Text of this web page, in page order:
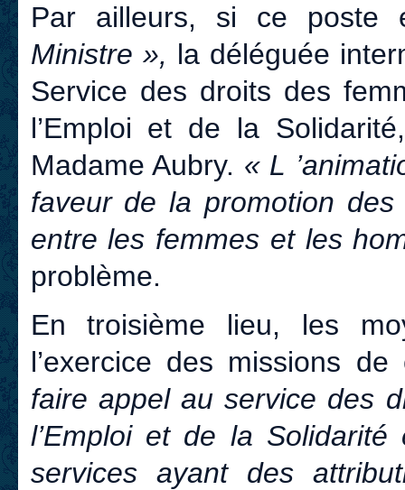
Par ailleurs, si ce
Ministre », la déléguée
Service des droits des
l’Emploi et de la
Madame Aubry. « L
faveur de la promotion
entre les femmes et les
problème.
En troisième lieu, les
l’exercice des missions
faire appel au service des
l’Emploi et de la
services ayant des